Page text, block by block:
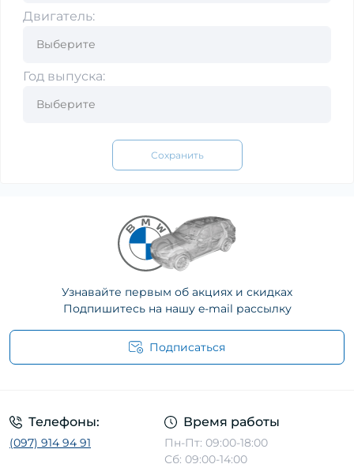
Двигатель:
Год выпуска:
Сохранить
Узнавайте первым об акциях и скидках
Подпишитесь на нашу e-mail рассылку
Подписаться
Телефоны:
(097) 914 94 91
Время работы
Пн-Пт: 09:00-18:00
Сб: 09:00-14:00